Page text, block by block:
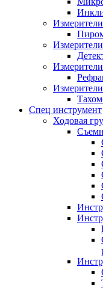
Измерители
Спец инструмент
Ходовая